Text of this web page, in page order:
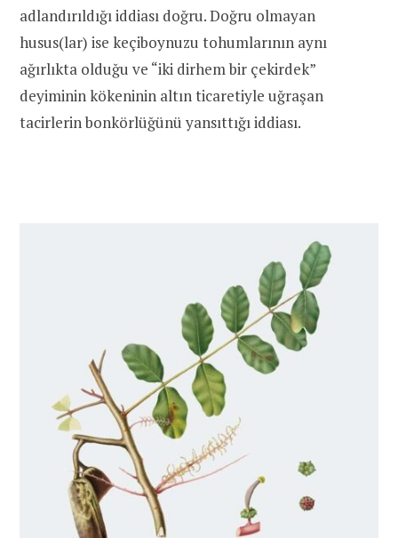
adlandırıldığı iddiası doğru. Doğru olmayan
husus(lar) ise keçiboynuzu tohumlarının aynı
ağırlıkta olduğu ve “iki dirhem bir çekirdek”
deyiminin kökeninin altın ticaretiyle uğraşan
tacirlerin bonkörlüğünü yansıttığı iddiası.